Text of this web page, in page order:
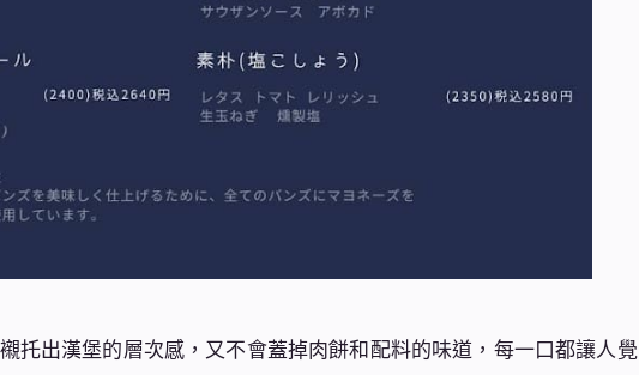
托出漢堡的層次感，又不會蓋掉肉餅和配料的味道，每一口都讓人覺